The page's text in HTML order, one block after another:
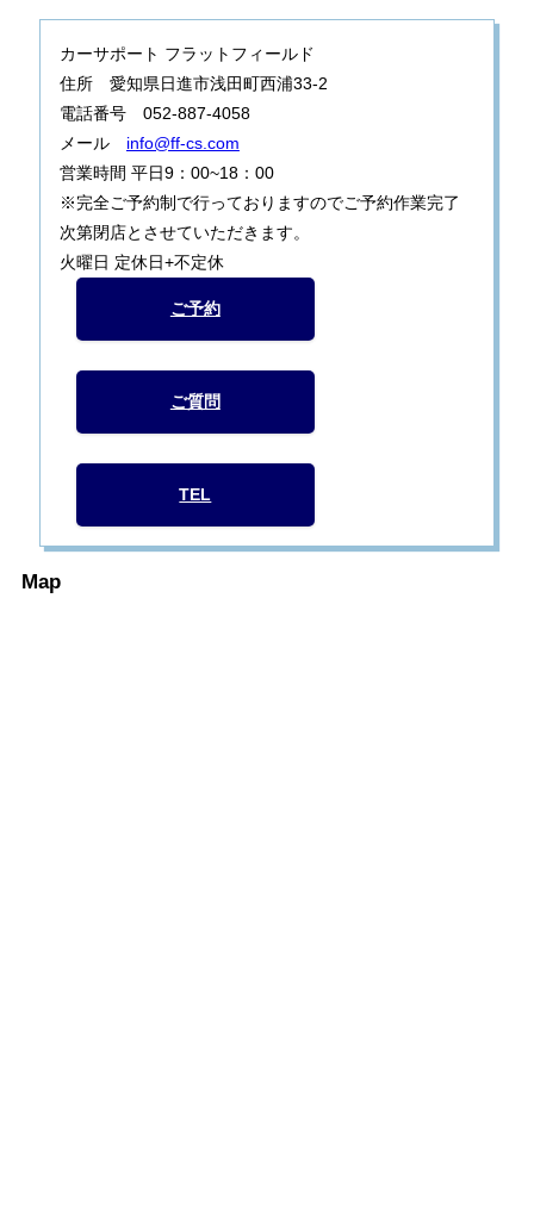
カーサポート フラットフィールド
住所 愛知県日進市浅田町西浦33-2
電話番号 052-887-4058
メール info@ff-cs.com
営業時間 平日9：00~18：00
※完全ご予約制で行っておりますのでご予約作業完了
次第閉店とさせていただきます。
火曜日 定休日+不定休
ご予約
ご質問
TEL
Map